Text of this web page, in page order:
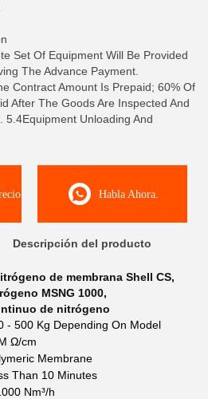
Set Of Equipment Will Be Provided
The Advance Payment.
Contract Amount Is Prepaid; 60% Of
After The Goods Are Inspected And
5.4Equipment Unloading And
Habla Ahora.
Descripción del producto
de membrana Shell CS,
MSNG 1000,
de nitrógeno
- 500 Kg Depending On Model
Ω/cm
Membrane
Than 10 Minutes
Nm³/h